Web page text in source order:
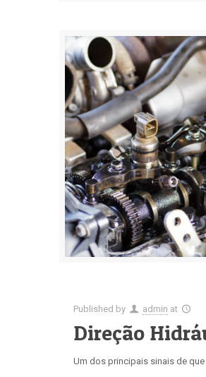
Published by admin at
Direção
Um dos principais sinais de